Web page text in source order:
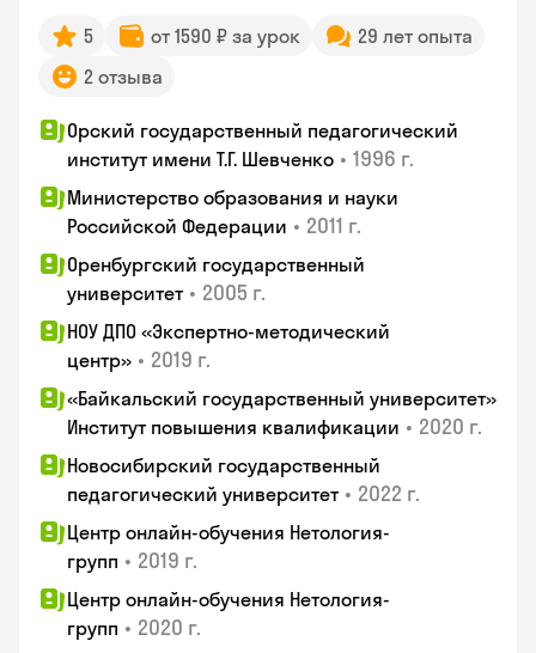
5 от 1590 ₽ за урок
29 лет опыта
2 отзыва
Орский государственный педагогический
институт имени Т.Г. Шевченко • 1996 г.
Министерство образования и науки
Российской Федерации • 2011 г.
Оренбургский государственный
университет • 2005 г.
НОУ ДПО «Экспертно-методический
центр» • 2019 г.
«Байкальский государственный университет»
Институт повышения квалификации • 2020 г.
Новосибирский государственный
педагогический университет • 2022 г.
Центр онлайн-обучения Нетология-
групп • 2019 г.
Центр онлайн-обучения Нетология-
групп • 2020 г.